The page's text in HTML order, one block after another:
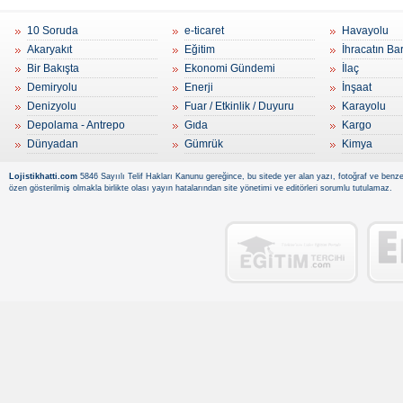
10 Soruda
Akaryakıt
Bir Bakışta
Demiryolu
Denizyolu
Depolama - Antrepo
Dünyadan
e-ticaret
Eğitim
Ekonomi Gündemi
Enerji
Fuar / Etkinlik / Duyuru
Gıda
Gümrük
Havayolu
İhracatın
İlaç
İnşaat
Karayolu
Kargo
Kimya
Lojistikhatti.com 5846 Sayıılı Telif Hakları Kanunu gereğince, bu sitede yer alan yazı, fotoğraf ve
özen gösterilmiş olmakla birlikte olası yayın hatalarından site yönetimi ve editörleri sorumlu tutulamaz.